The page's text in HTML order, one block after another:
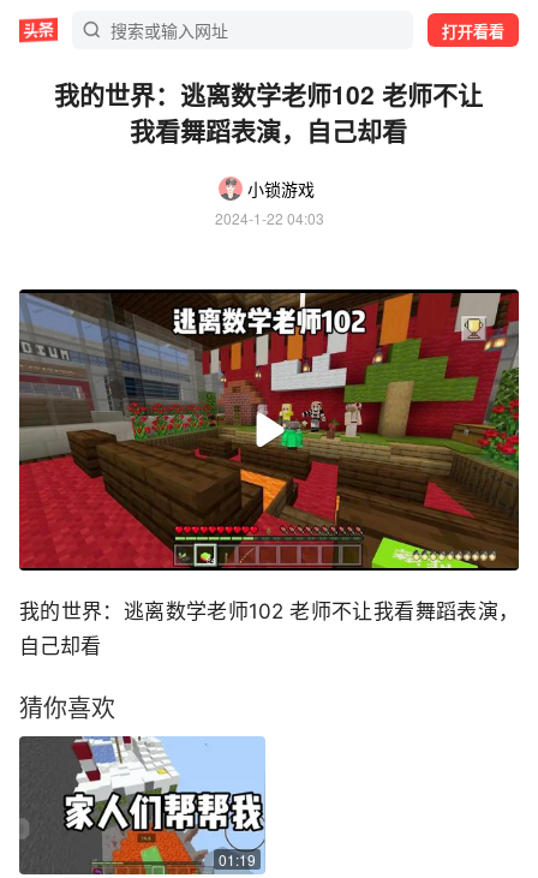
打开看看
我的世界：逃离数学老师102 老师不让
我看舞蹈表演，自己却看
小锁游戏
2024-1-22 04:03
我的世界：逃离数学老师102 老师不让我看舞蹈表演，
自己却看
猜你喜欢
01:19